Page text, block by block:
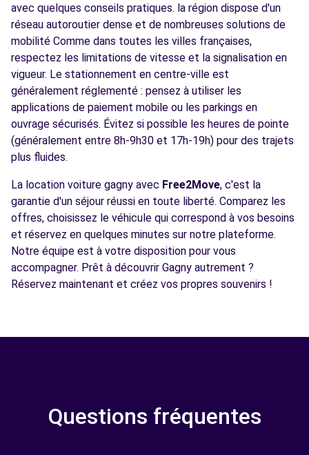
avec quelques conseils pratiques. la région dispose d'un
réseau autoroutier dense et de nombreuses solutions de
mobilité Comme dans toutes les villes françaises,
respectez les limitations de vitesse et la signalisation en
vigueur. Le stationnement en centre-ville est
généralement réglementé : pensez à utiliser les
applications de paiement mobile ou les parkings en
ouvrage sécurisés. Évitez si possible les heures de pointe
(généralement entre 8h-9h30 et 17h-19h) pour des trajets
plus fluides.
La location voiture gagny avec Free2Move, c'est la
garantie d'un séjour réussi en toute liberté. Comparez les
offres, choisissez le véhicule qui correspond à vos besoins
et réservez en quelques minutes sur notre plateforme.
Notre équipe est à votre disposition pour vous
accompagner. Prêt à découvrir Gagny autrement ?
Réservez maintenant et créez vos propres souvenirs !
Questions fréquentes